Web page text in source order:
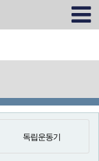
독립운동기